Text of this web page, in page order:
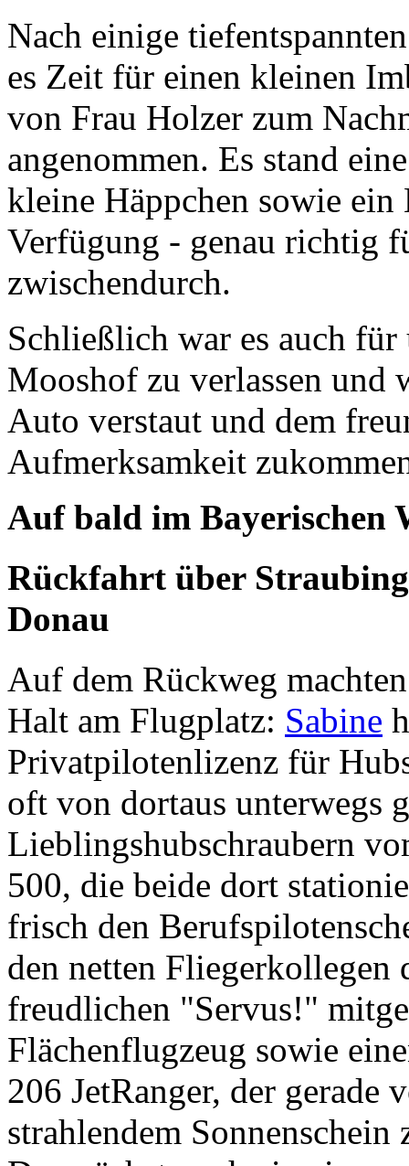
Nach einige
es Zeit für einen kleinen
von Frau Holzer zum
angenommen. Es stand
kleine Häppchen sowie
Verfügung - genau richtig
zwischendurch.
Schließlich war es auch
Mooshof zu verlassen und
Auto verstaut und dem
Aufmerksamkeit
Auf bald im Bayerischen
Rückfahrt über
Donau
Auf dem Rückweg
Halt am Flugplatz: Sabine
Privatpilotenlizenz für
oft von dortaus unterwegs
Lieblingshubschraubern
500, die beide dort
frisch den
den netten Fliegerkollegen
freudlichen "Servus!"
Flächenflugzeug sowie
206 JetRanger, der gerade
strahlendem